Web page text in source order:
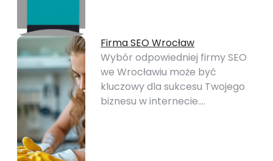
Firma SEO Wrocław
Wybór odpowiedniej firmy SEO
we Wrocławiu może być
kluczowy dla sukcesu Twojego
biznesu w internecie.…